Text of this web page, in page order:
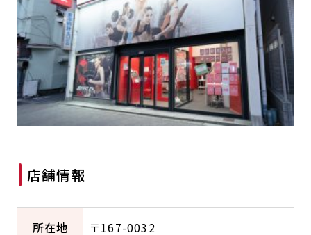
店舗情報・サービス よくあるご質問
店舗へのお問い合わせ
Appで入会手続き料金・サービス等詳しく見る
入会を悩まれている方へトップ
キャンペーン 料金のご案内
店舗情報・サービス
よくあるご質問
JOYFIT総合トップ JOYFIT
JOYFIT24 JOYFIT YOGA
店舗情報
所在地
〒167-0032